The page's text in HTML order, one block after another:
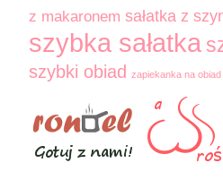
z makaronem sałatka z
szybka sałatka
szybki obiad zapiekanka na obiad